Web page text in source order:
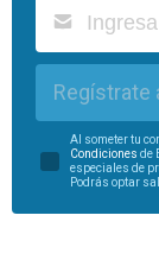
Regístrate
Al someter tu
Condiciones de
especiales de
Podrás optar